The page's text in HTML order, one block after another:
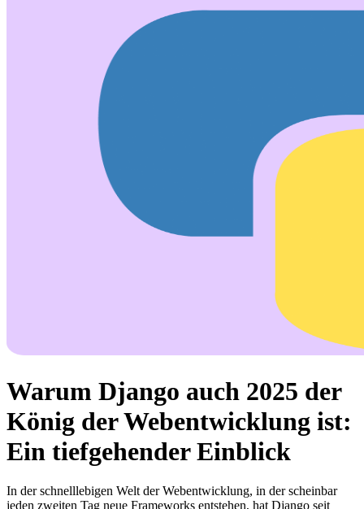
Warum Django auch 2025 der
König der Webentwicklung ist:
Ein tiefgehender Einblick
In der schnelllebigen Welt der Webentwicklung, in der scheinbar
jeden zweiten Tag neue Frameworks entstehen, hat Django seit